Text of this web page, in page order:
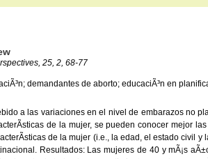
25, 2, 68-77
demandantes de aborto; educaciÃ³n en
a las variaciones en el nivel de embarazos no
de la mujer, se pueden conocer mejor
de la mujer (i.e., la edad, el estado civil
Resultados: Las mujeres de 40 y mÃ¡s